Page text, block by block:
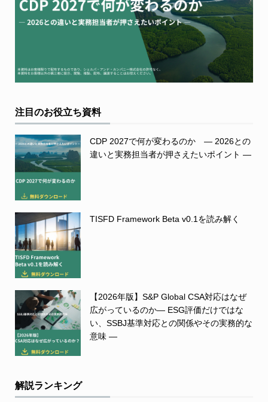
注目のお役立ち資料
CDP 2027で何が変わるのか ― 2026との
違いと実務担当者が押さえたいポイント ―
TISFD Framework Beta v0.1を読み解く
【2026年版】S&P Global CSA対応はなぜ
広がっているのか― ESG評価だけではな
い、SSBJ基準対応との関係やその実務的な
意味 ―
解説ランキング